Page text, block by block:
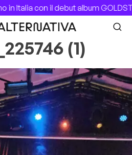
in Italia con il debut album
(1)